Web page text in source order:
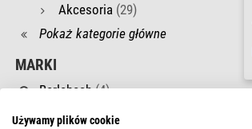
Akcesoria (29)
Pokaż kategorie główne
MARKI
Berlebach(4)
Cullmann(1)
Używamy plików cookie